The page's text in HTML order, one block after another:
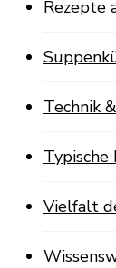
Rezepte
Technik
Typische
Vielfalt